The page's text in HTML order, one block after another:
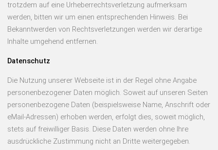
trotzdem auf eine Urheberrechtsverletzung aufmerksam
werden, bitten wir um einen entsprechenden Hinweis. Bei
Bekanntwerden von Rechtsverletzungen werden wir derartige
Inhalte umgehend entfernen.
Datenschutz
Die Nutzung unserer Webseite ist in der Regel ohne Angabe
personenbezogener Daten möglich. Soweit auf unseren Seiten
personenbezogene Daten (beispielsweise Name, Anschrift oder
eMail-Adressen) erhoben werden, erfolgt dies, soweit möglich,
stets auf freiwilliger Basis. Diese Daten werden ohne Ihre
ausdrückliche Zustimmung nicht an Dritte weitergegeben.